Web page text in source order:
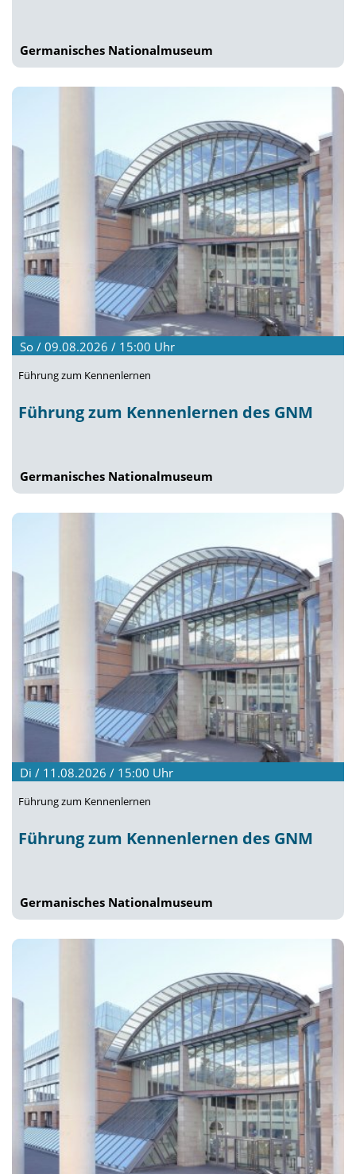
Germanisches Nationalmuseum
So / 09.08.2026 / 15:00 Uhr
Führung zum Kennenlernen
Führung zum Kennenlernen des GNM
Germanisches Nationalmuseum
Di / 11.08.2026 / 15:00 Uhr
Führung zum Kennenlernen
Führung zum Kennenlernen des GNM
Germanisches Nationalmuseum